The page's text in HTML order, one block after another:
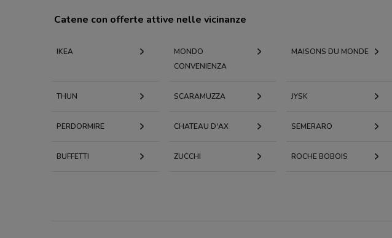
Catene con offerte attive nelle vicinanze
IKEA
MONDO
CONVENIENZA
MAISONS DU MONDE
THUN SCARAMUZZA JYSK
PERDORMIRE CHATEAU D'AX SEMERARO
BUFFETTI ZUCCHI ROCHE BOBOIS